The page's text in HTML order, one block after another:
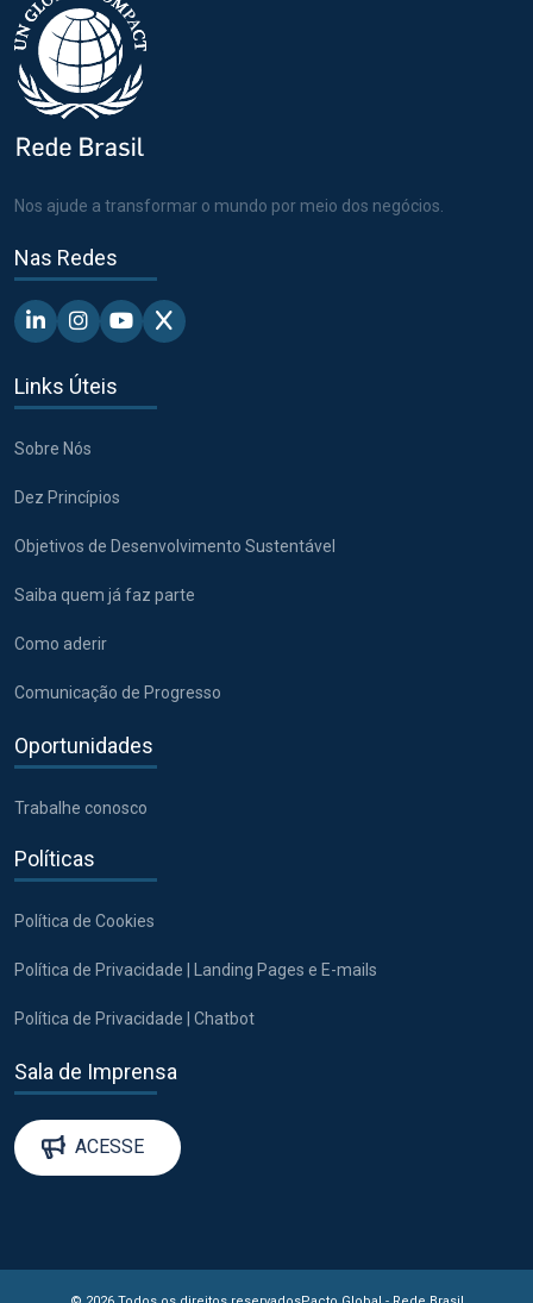
Nos ajude a transformar o mundo por meio dos negócios.
Nas Redes
Linkedin - Pacto Global BR
Instagram - Pacto Global BR
Youtube - Pacto Global BR
X - Pacto Global BR
Links Úteis
Sobre Nós
Dez Princípios
Objetivos de Desenvolvimento Sustentável
Saiba quem já faz parte
Como aderir
Comunicação de Progresso
Oportunidades
Trabalhe conosco
Políticas
Política de Cookies
Política de Privacidade | Landing Pages e E-mails
Política de Privacidade | Chatbot
Sala de Imprensa
ACESSE